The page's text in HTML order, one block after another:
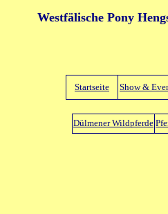
Westfälische Pony
Startseite Show &
Dülmener Wildpferde